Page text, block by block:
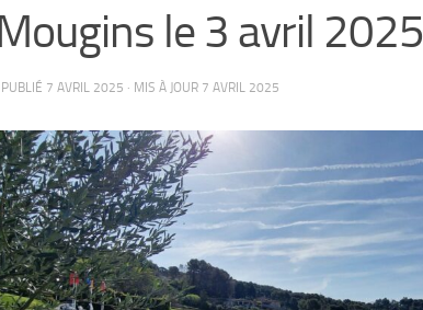
le 3 avril 2025
PUBLIÉ 7 AVRIL 2025 · MIS À JOUR 7 AVRIL 2025